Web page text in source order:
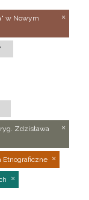
w Nowym
Zdzisława